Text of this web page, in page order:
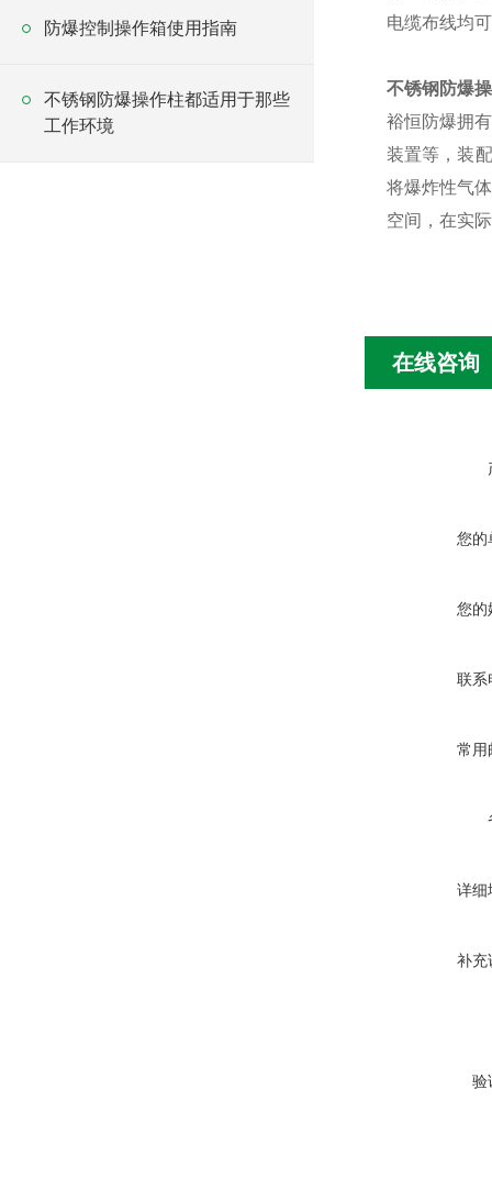
防爆控制操作箱使用指南
不锈钢防爆操作柱都适用于那些
工作环境
电缆布线均
不锈钢防爆
裕恒防爆拥
装置等，装
将爆炸性气
空间，在实
在线咨询
您的
您的
联系
常用
详细
补充
验